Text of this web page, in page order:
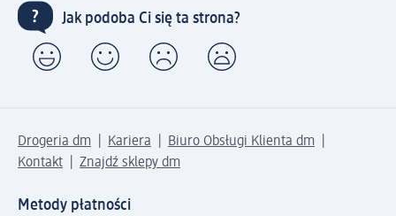
Jak podoba Ci się ta strona?
Drogeria dm Kariera
Biuro Obsługi Klienta dm
Kontakt
Znajdź sklepy dm
Metody płatności